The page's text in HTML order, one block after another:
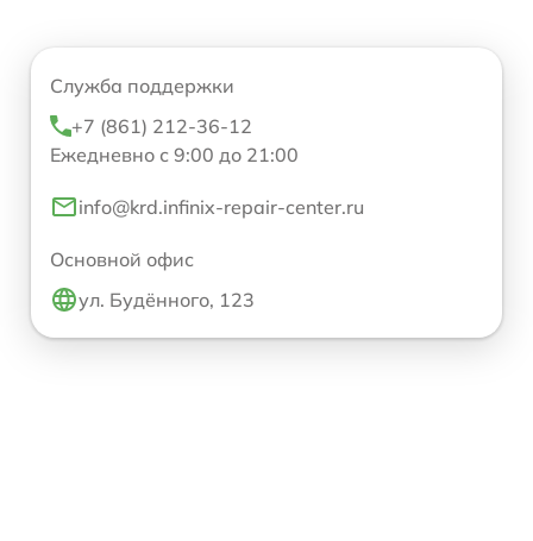
Служба поддержки
+7 (861) 212-36-12
Ежедневно с 9:00 до 21:00
info@krd.infinix-repair-center.ru
Основной офис
ул. Будённого, 123